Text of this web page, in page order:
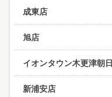
成東店
旭店
イオンタウン木更津朝
新浦安店